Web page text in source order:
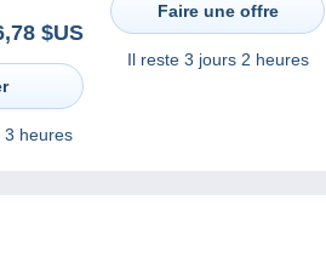
$US
3 heures
Faire une offre
Il reste 3 jours 2 heures